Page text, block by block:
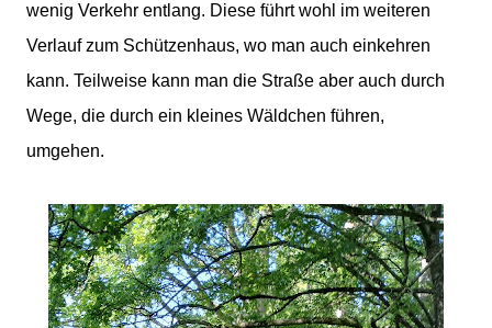
wenig Verkehr entlang. Diese führt wohl im weiteren
Verlauf zum Schützenhaus, wo man auch einkehren
kann. Teilweise kann man die Straße aber auch durch
Wege, die durch ein kleines Wäldchen führen,
umgehen.